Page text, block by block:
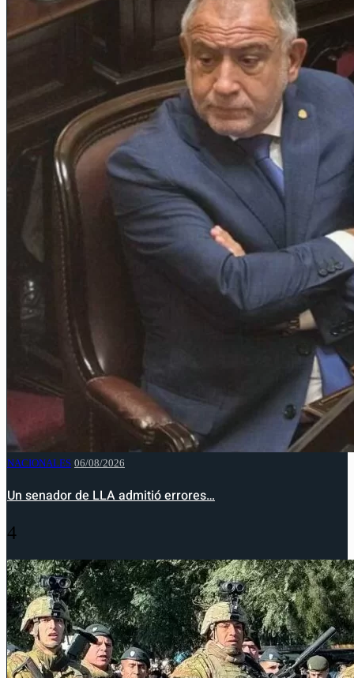
NACIONALES 06/08/2026
Un senador de LLA admitió errores…
4